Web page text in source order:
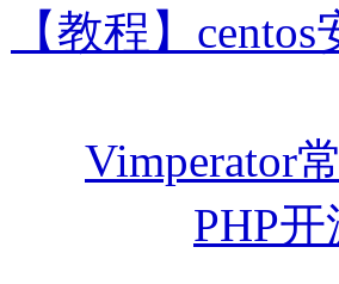
【教程】
Vimperator
PHP